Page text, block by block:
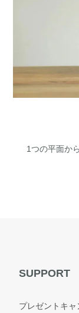
1つの平面か
SUPPORT
プレゼントキャ